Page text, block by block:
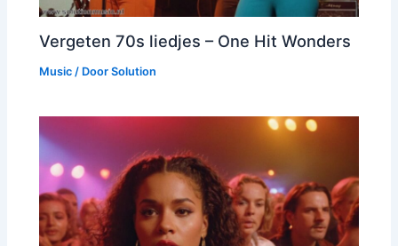
Vergeten 70s liedjes – One Hit Wonders
Music / DoorSolution